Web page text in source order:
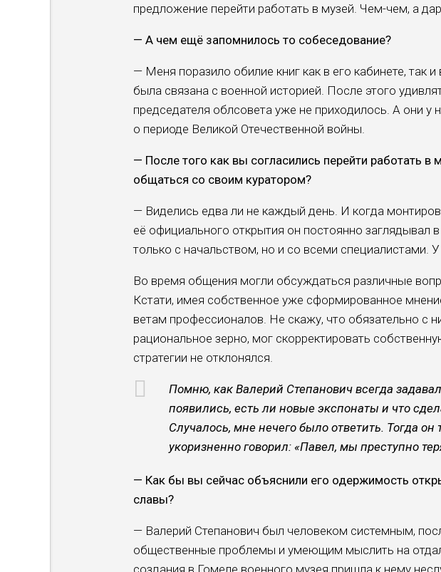
предложение перей­ти работать в музей. Чем-чем, а
— А чем ещё запомнилось то со­беседование?
— Меня поразило обилие книг как в его кабинете, так
была связана с во­енной историей. После этого
председателя облсовета уже не прихо­дилось. А они
о периоде Великой Отечественной войны.
— После того как вы согласи­лись перейти работать в
общаться со своим куратором?
— Виделись едва ли не каждый день. И когда
её официально­го открытия он постоянно загляды­вал
только с начальством, но и со всеми специалистами.
Во время общения могли обсуждать­ся различные
Кстати, имея соб­ственное уже сформированное
ветам профессионалов. Не скажу, что обязательно с
рациональное зерно, мог скорректировать
страте­гии не отклонялся.
Помню, как Валерий Степанович всегда
появились, есть ли новые экспонаты и что
Случалось, мне нечего было ответить. Тогда
укоризненно говорил: «Павел, мы преступно
— Как бы вы сейчас объясни­ли его одержимость
сла­вы?
— Валерий Степанович был че­ловеком системным,
обществен­ные проблемы и умеющим мыслить на
создания в Гомеле военного му­зея пришла к нему